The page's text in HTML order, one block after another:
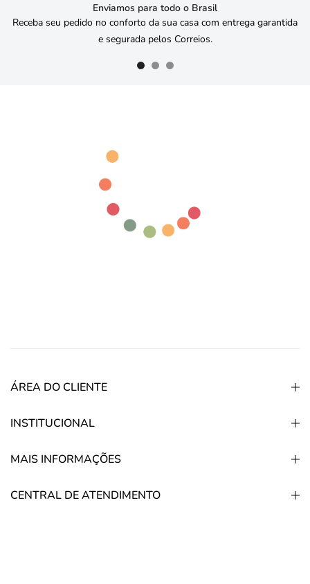
Enviamos para todo o Brasil
Receba seu pedido no conforto da sua casa com entrega garantida
e segurada pelos Correios.
ÁREA DO CLIENTE
INSTITUCIONAL
MAIS INFORMAÇÕES
CENTRAL DE ATENDIMENTO